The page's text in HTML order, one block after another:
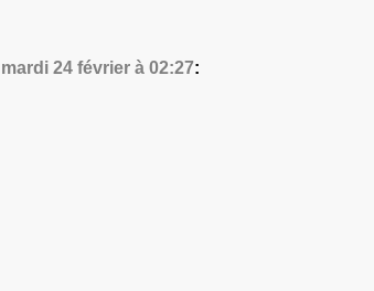
mardi 24 février à 02:27: